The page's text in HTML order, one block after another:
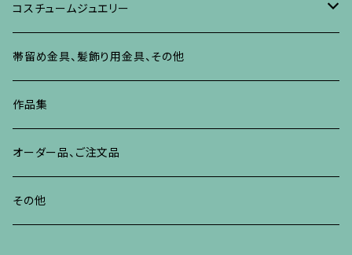
ブローチ
イヤリング・ピアス
その他の蒔絵のアクセサリー
リング
ブレスレット、バングル、その他
ネックレス、ペンダント
リング
ブレスレット、バングル、その他
イヤリング、ピアス
ネックレス、ペンダント
ブレスレット、その他
リング
ブローチ
イヤリング、ピアス
ネックレス、ペンダント
リング
ブレスレット、バングル
コスチュームジュエリー
ブローチ
イヤリング、ピアス
ネックレス、ペンダント
リング
帯留め金具、髪飾り用金具、その他
作品集
オーダー品、ご注文品
その他